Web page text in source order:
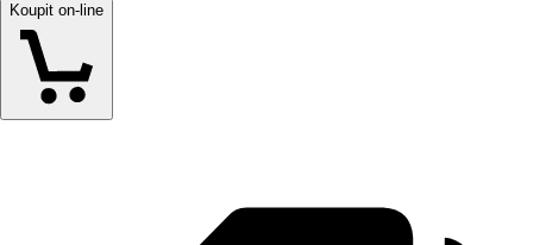
Koupit on-line